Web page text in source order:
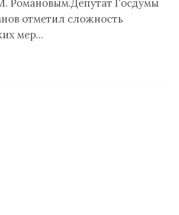
Романовым.Депутат Госдумы
отметил сложность
мер…